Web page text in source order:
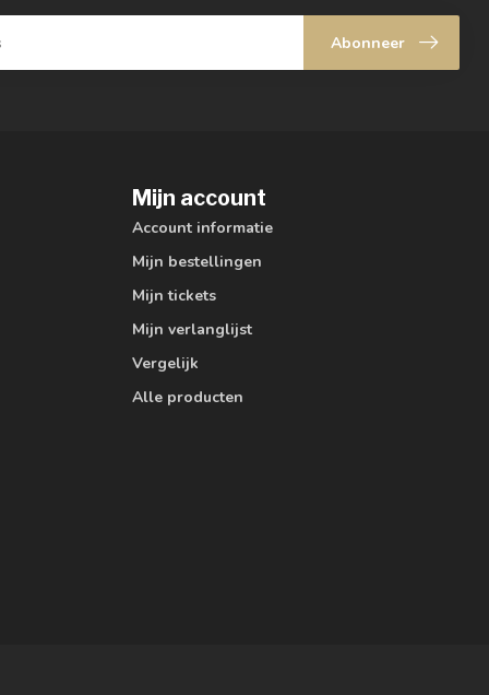
Abonneer
Mijn account
Account informatie
Mijn bestellingen
Mijn tickets
Mijn verlanglijst
Vergelijk
Alle producten